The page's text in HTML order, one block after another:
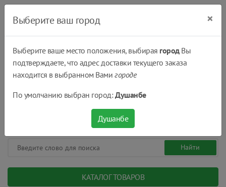
КАТАЛОГ ТОВАРОВ
Выберите ваш город ×
Выберите ваше место положения, выбирая городВы
подтверждаете, что адрес доставки текущего заказа
находится в выбранном Вамигороде
По умолчанию выбран город:Душанбе
Душанбе